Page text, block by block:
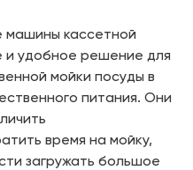
машины кассетной
и удобное решение для
мойки посуды в
питания. Они
время на мойку,
загружать большое